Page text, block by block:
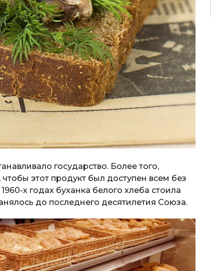
государство. Более того,
этот продукт был доступен всем без
х годах буханка белого хлеба стоила
до последнего десятилетия Союза.